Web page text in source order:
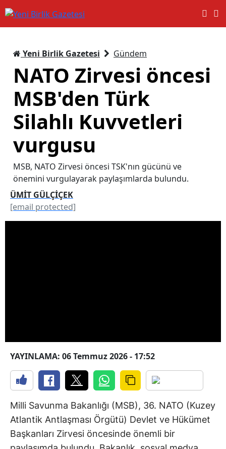
Yeni Birlik Gazetesi Gündem
NATO Zirvesi öncesi
MSB'den Türk
Silahlı Kuvvetleri
vurgusu
MSB, NATO Zirvesi öncesi TSK'nın gücünü ve
önemini vurgulayarak paylaşımlarda bulundu.
ÜMİT GÜLÇİÇEK
[email protected]
YAYINLAMA: 06 Temmuz 2026 - 17:52
Milli Savunma Bakanlığı (MSB), 36. NATO (Kuzey
Atlantik Antlaşması Örgütü) Devlet ve Hükümet
Başkanları Zirvesi öncesinde önemli bir